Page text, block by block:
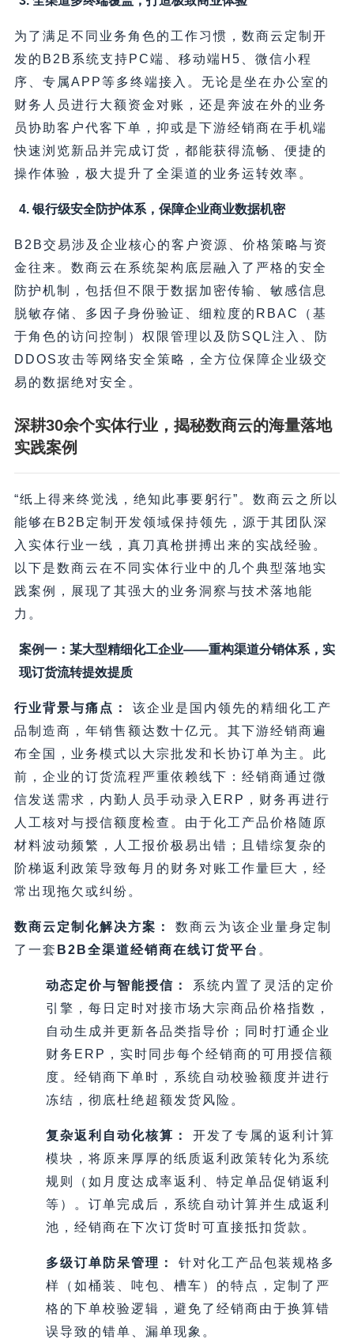
为了满足不同业务角色的工作习惯，数商云定制开
发的B2B系统支持PC端、移动端H5、微信小程
序、专属APP等多终端接入。无论是坐在办公室的
财务人员进行大额资金对账，还是奔波在外的业务
员协助客户代客下单，抑或是下游经销商在手机端
快速浏览新品并完成订货，都能获得流畅、便捷的
操作体验，极大提升了全渠道的业务运转效率。
4. 银行级安全防护体系，保障企业商业数据机密
B2B交易涉及企业核心的客户资源、价格策略与资
金往来。数商云在系统架构底层融入了严格的安全
防护机制，包括但不限于数据加密传输、敏感信息
脱敏存储、多因子身份验证、细粒度的RBAC（基
于角色的访问控制）权限管理以及防SQL注入、防
DDOS攻击等网络安全策略，全方位保障企业级交
易的数据绝对安全。
深耕30余个实体行业，揭秘数商云的海量落地
实践案例
“纸上得来终觉浅，绝知此事要躬行”。数商云之所以
能够在B2B定制开发领域保持领先，源于其团队深
入实体行业一线，真刀真枪拼搏出来的实战经验。
以下是数商云在不同实体行业中的几个典型落地实
践案例，展现了其强大的业务洞察与技术落地能
力。
案例一：某大型精细化工企业——重构渠道分销体系，实
现订货流转提效提质
行业背景与痛点：
该企业是国内领先的精细化工产
品制造商，年销售额达数十亿元。其下游经销商遍
布全国，业务模式以大宗批发和长协订单为主。此
前，企业的订货流程严重依赖线下：经销商通过微
信发送需求，内勤人员手动录入ERP，财务再进行
人工核对与授信额度检查。由于化工产品价格随原
材料波动频繁，人工报价极易出错；且错综复杂的
阶梯返利政策导致每月的财务对账工作量巨大，经
常出现拖欠或纠纷。
数商云定制化解决方案：
数商云为该企业量身定制
了一套 B2B全渠道经销商在线订货平台 。
动态定价与智能授信：
系统内置了灵活的定价
引擎，每日定时对接市场大宗商品价格指数，
自动生成并更新各品类指导价；同时打通企业
财务ERP，实时同步每个经销商的可用授信额
度。经销商下单时，系统自动校验额度并进行
冻结，彻底杜绝超额发货风险。
复杂返利自动化核算：
开发了专属的返利计算
模块，将原来厚厚的纸质返利政策转化为系统
规则（如月度达成率返利、特定单品促销返利
等）。订单完成后，系统自动计算并生成返利
池，经销商在下次订货时可直接抵扣货款。
多级订单防呆管理：
针对化工产品包装规格多
样（如桶装、吨包、槽车）的特点，定制了严
格的下单校验逻辑，避免了经销商由于换算错
误导致的错单、漏单现象。